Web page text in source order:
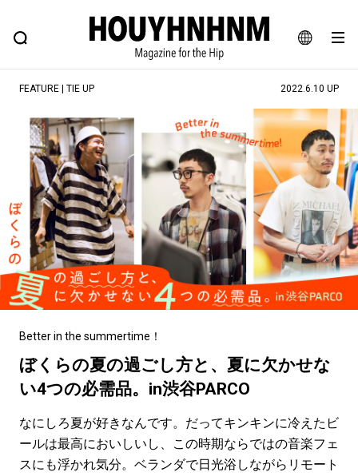
JA
EN
FEATURE BLOG SNAP
ヒップなファッション、カルチャー、ライフスタイルWEBマガジン
#注目のタグ
#SHOPPING ADDICT #憧れの逸品
#ESSENTIAL DESIGNS #古着サミット
#NEW VINTAGE #マイナーグッド図鑑
#路地裏てぃーん。 #MONTHLY JOURNAL
#GH 銘品の所以 #フイナムのYouTube
#Commune H #FOCUS IT #AH.H
#ととけん #FASHION
#LIFESTYLE #SNEAKER #OUTDOOR
#SPORTS #HANDSOME HANDBOOK
FEATURE | TIE UP 2022.6.10 UP
Better in the summertime！
ぼくらの夏の過ごし方と、夏に欠かせな
い4つの必需品。in渋谷PARCO
なにしろ夏が好きなんです。だってキンキンに冷えたビ
ールは最高においしいし、この時期ならではの音楽フェ
スにも浮かれ気分。ベランダで日光浴しながらリモート